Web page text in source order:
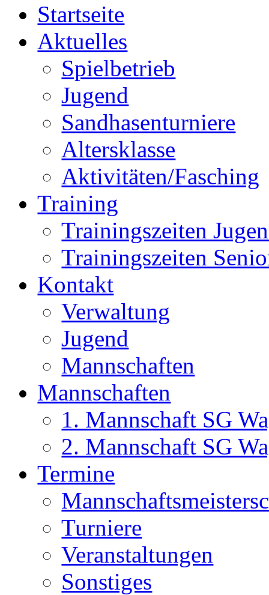
Startseite
Aktuelles
Spielbetrieb
Jugend
Sandhasenturniere
Altersklasse
Aktivitäten/Fasching
Training
Trainingszeiten
Trainingszeiten
Kontakt
Verwaltung
Jugend
Mannschaften
Mannschaften
1. Mannschaft SG
2. Mannschaft SG
Termine
Turniere
Veranstaltungen
Sonstiges